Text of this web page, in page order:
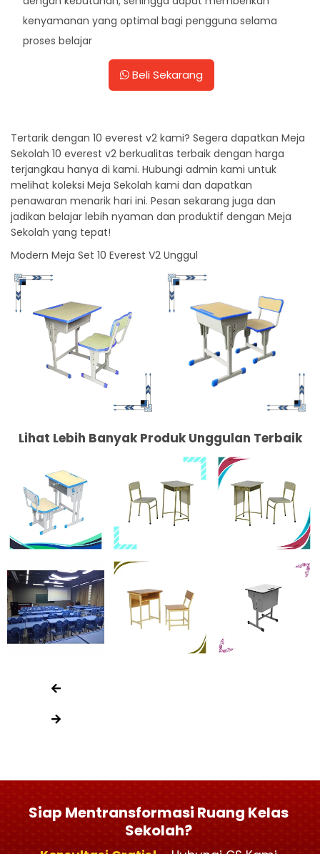
kenyamanan yang optimal bagi pengguna selama
proses belajar
Beli Sekarang
Tertarik dengan 10 everest v2 kami? Segera dapatkan Meja
Sekolah 10 everest v2 berkualitas terbaik dengan harga
terjangkau hanya di kami. Hubungi admin kami untuk
melihat koleksi Meja Sekolah kami dan dapatkan
penawaran menarik hari ini. Pesan sekarang juga dan
jadikan belajar lebih nyaman dan produktif dengan Meja
Sekolah yang tepat!
Modern Meja Set 10 Everest V2 Unggul
Lihat Lebih Banyak Produk Unggulan Terbaik
Siap Mentransformasi Ruang Kelas
Sekolah?